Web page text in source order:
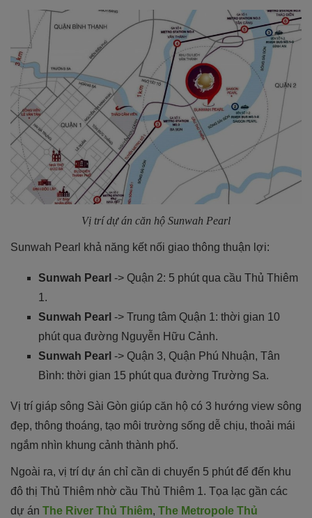
Vị trí dự án căn hộ Sunwah Pearl
Sunwah Pearl khả năng kết nối giao thông thuận lợi:
Sunwah Pearl -> Quận 2: 5 phút qua cầu Thủ Thiêm
1.
Sunwah Pearl -> Trung tâm Quận 1: thời gian 10
phút qua đường Nguyễn Hữu Cảnh.
Sunwah Pearl -> Quận 3, Quận Phú Nhuận, Tân
Bình: thời gian 15 phút qua đường Trường Sa.
Vị trí giáp sông Sài Gòn giúp căn hộ có 3 hướng view sông
đẹp, thông thoáng, tạo môi trường sống dễ chịu, thoải mái
ngắm nhìn khung cảnh thành phố.
Ngoài ra, vị trí dự án chỉ cần di chuyển 5 phút để đến khu
đô thị Thủ Thiêm nhờ cầu Thủ Thiêm 1. Tọa lạc gần các
dự án The River Thủ Thiêm, The Metropole Thủ